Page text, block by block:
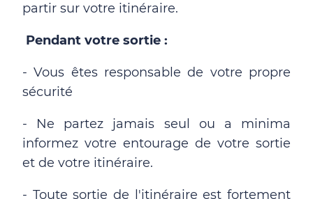
partir sur votre itinéraire.
Pendant votre sortie :
- Vous êtes responsable de votre propre
sécurité
- Ne partez jamais seul ou a minima
informez votre entourage de votre sortie
et de votre itinéraire.
- Toute sortie de l'itinéraire est fortement